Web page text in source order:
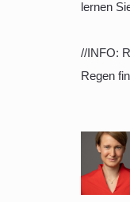
lernen
//INFO:
Regen